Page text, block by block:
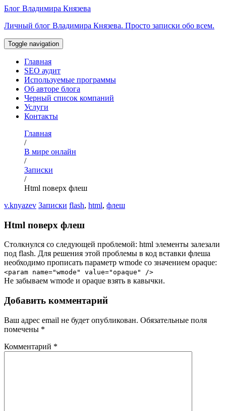
Перейти
содержимому
Блог Владимира Князева
Личный блог Владимира Князева. Просто записки обо всем.
Toggle navigation
Главная
SEO аудит
Используемые программы
Об авторе блога
Черный список компаний
Услуги
Контакты
Главная
/
В мире онлайн
/
Записки
/
Html поверх флеш
v.knyazev Записки flash, html, флеш
Html поверх флеш
Столкнулся со следующей проблемой: html элементы залезали
под flash. Для решения этой проблемы в код вставки флеша
необходимо прописать параметр wmode со значением opaque:
<param name="wmode" value="opaque" />
Не забываем wmode и opaque взять в кавычки.
Добавить комментарий
Ваш адрес email не будет опубликован. Обязательные поля
помечены *
Комментарий *